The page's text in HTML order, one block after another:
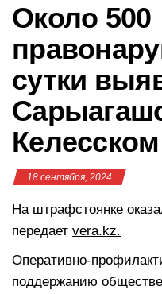
Около 500
сутки
18 сентября, 2024
На штрафстоянке
передает vera.kz.
Оперативно-
поддержанию